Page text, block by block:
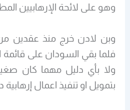
وهو على لائحة الإرهابيين
وبن لادن خرج منذ عقدين
فلما بقي السودان على قائمة
ولا بأي دليل مهما كان
بتمويل او تنفيذ اعمال إرهابية